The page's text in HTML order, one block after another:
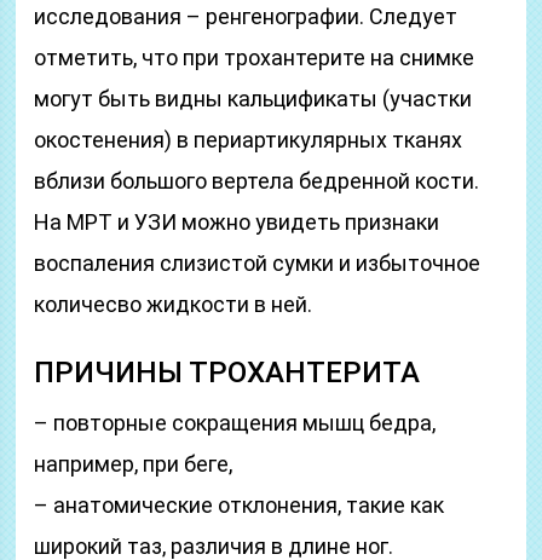
исследования – ренгенографии. Следует
отметить, что при трохантерите на снимке
могут быть видны кальцификаты (участки
окостенения) в периартикулярных тканях
вблизи большого вертела бедренной кости.
На МРТ и УЗИ можно увидеть признаки
воспаления слизистой сумки и избыточное
количесво жидкости в ней.
ПРИЧИНЫ ТРОХАНТЕРИТА
– повторные сокращения мышц бедра,
например, при беге,
– анатомические отклонения, такие как
широкий таз, различия в длине ног.